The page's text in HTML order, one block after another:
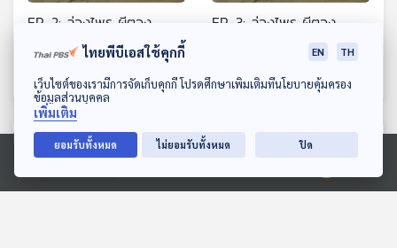
ดาวน์โหลด Thai PBS Podcast Application
Ⓒ 2020 องค์การกระจายเสียงและแพร่ภาพสาธารณะแห่งประเทศไทย
EP. 2: ล่องไพร ผีตอง
เหลืองคนสุดท้าย
EP. 3: ล่องไพร ผีตอง
ตอนที่เกี่ยวข้อง
ไทยพีบีเอสใช้คุกกี้ EN TH
เว็บไซต์ของเรามีการจัดเก็บคุกกี้ โปรดศึกษาเพิ่มเติมที่นโยบายคุ้มครอง
ข้อมูลส่วนบุคคล
เพิ่มเติม
ยอมรับทั้งหมด ไม่ยอมรับทั้งหมด ปิด